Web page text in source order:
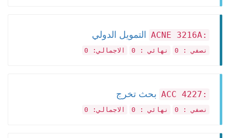
:ACNE 3216A التمويل الدولي
نصفي : 0 نهائي : 0 الاجمالي: 0
:ACC 4227 بحث تخرج
نصفي : 0 نهائي : 0 الاجمالي: 0